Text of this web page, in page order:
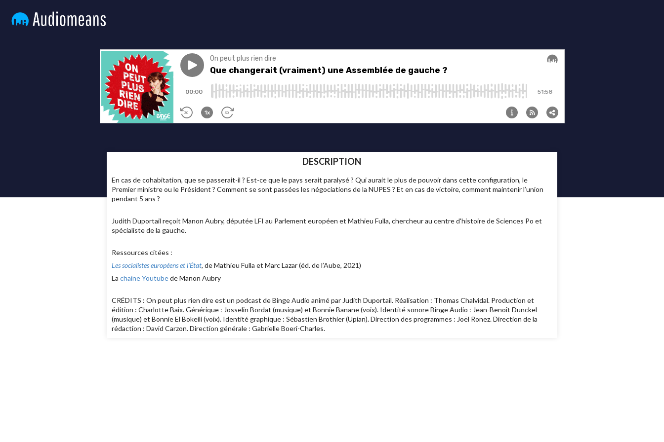
DESCRIPTION
En cas de cohabitation, que se passerait-il ? Est-ce que le pays serait paralysé ? Qui aurait le plus de pouvoir dans cette configuration, le
Premier ministre ou le Président ? Comment se sont passées les négociations de la NUPES ? Et en cas de victoire, comment maintenir l’union
pendant 5 ans ?
Judith Duportail reçoit Manon Aubry, députée LFI au Parlement européen et Mathieu Fulla, chercheur au centre d'histoire de Sciences Po et
spécialiste de la gauche.
Ressources citées :
Les socialistes européens et l’État, de Mathieu Fulla et Marc Lazar (éd. de l’Aube, 2021)
La chaine Youtubede Manon Aubry
CRÉDITS : On peut plus rien dire est un podcast de Binge Audio animé par Judith Duportail. Réalisation : Thomas Chalvidal. Production et
édition : Charlotte Baix. Générique : Josselin Bordat (musique) et Bonnie Banane (voix). Identité sonore Binge Audio : Jean-Benoît Dunckel
(musique) et Bonnie El Bokeili (voix). Identité graphique : Sébastien Brothier (Upian). Direction des programmes : Joël Ronez. Direction de la
rédaction : David Carzon. Direction générale : Gabrielle Boeri-Charles.